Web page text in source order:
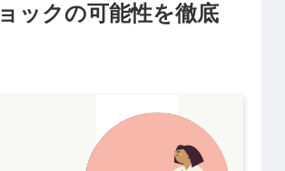
ックの可能性を徹底